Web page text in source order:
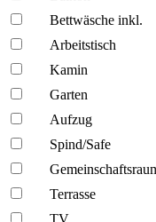
Bettwäsche inkl.
Arbeitstisch
Kamin
Garten
Aufzug
Spind/Safe
Terrasse
TV